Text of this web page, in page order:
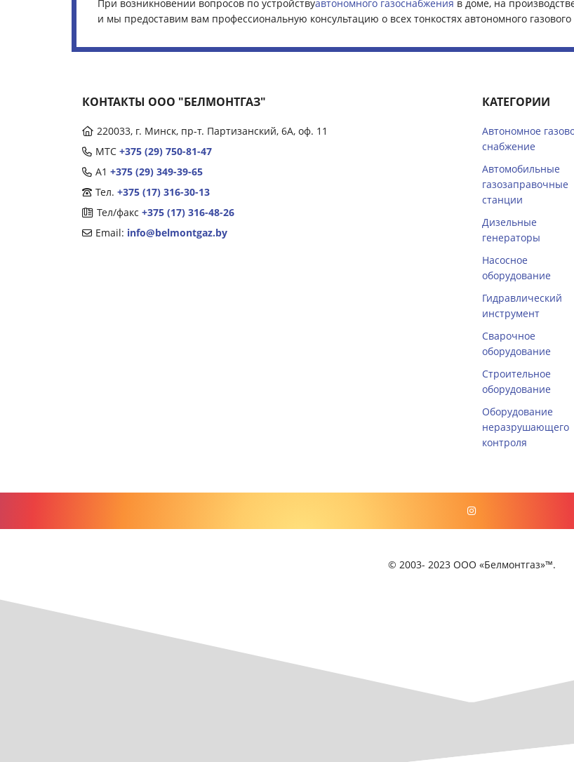
При возникновении вопросов по устройствуавтономного газоснабжения в доме, на
и мы предоставим вам профессиональную консультацию о всех тонкостях автономного
КОНТАКТЫ ООО "БЕЛМОНТГАЗ"
220033, г. Минск, пр-т. Партизанский, 6А, оф. 11
МТС +375 (29) 750-81-47
А1 +375 (29) 349-39-65
Тел. +375 (17) 316-30-13
Тел/факс +375 (17) 316-48-26
Email: info@belmontgaz.by
КАТЕГОРИИ
Автономное
снабжение
Автомобильные
газозаправочные
станции
Дизельные
генераторы
Насосное
оборудование
Гидравлический
инструмент
Сварочное
оборудование
Строительное
оборудование
Оборудование
неразрушающего
контроля
© 2003- 2023 ООО «Белмонтгаз»™.